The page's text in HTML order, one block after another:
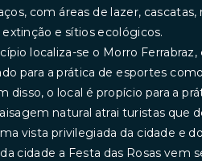
com áreas de lazer,
e sítios ecológicos.
localiza-se o Morro
para a prática de esportes
disso, o local é propício para a
natural atrai turistas
vista privilegiada da cidade e
cidade a Festa das Rosas vem